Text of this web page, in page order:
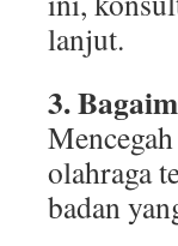
lanjut.
3.
olahraga
badan